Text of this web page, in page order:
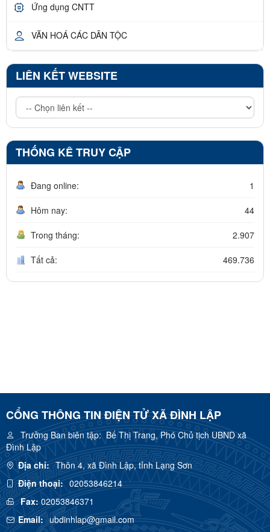
Ứng dụng CNTT
VĂN HOÁ CÁC DÂN TỘC
LIÊN KẾT WEBSITE
THỐNG KÊ TRUY CẬP
Đang online: 1
Hôm nay: 44
Trong tháng: 2.907
Tất cả: 469.736
CỔNG THÔNG TIN ĐIỆN TỬ XÃ ĐÌNH LẬP
Trưởng Ban biên tập:Bế Thị Trang, Phó Chủ tịch UBND xã
Đình Lập
Địa chỉ: Thôn 4, xã Đình Lập, tỉnh Lạng Sơn
Điện thoại: 02053846214
Fax:02053846371
Email: ubdinhlap@gmail.com